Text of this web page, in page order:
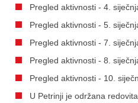
Pregled aktivnosti - 4.
Pregled aktivnosti - 5.
Pregled aktivnosti - 7.
Pregled aktivnosti - 8.
Pregled aktivnosti - 10.
U Petrinji je održana